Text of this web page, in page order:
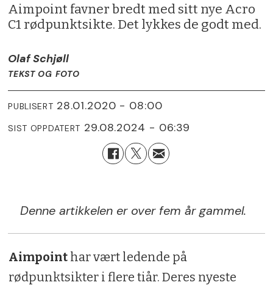
Aimpoint favner bredt med sitt nye Acro
C1 rødpunktsikte. Det lykkes de godt med.
Olaf Schjøll
TEKST OG FOTO
PUBLISERT 28.01.2020 - 08:00
SIST OPPDATERT 29.08.2024 - 06:39
Denne artikkelen er over fem år gammel.
Aimpointhar vært ledende på
rødpunktsikter i flere tiår. Deres nyeste